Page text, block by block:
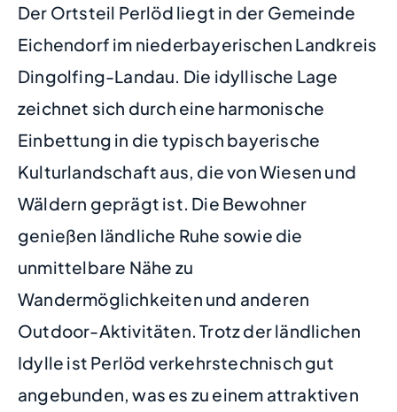
Der Ortsteil Perlöd liegt in der Gemeinde
Eichendorf im niederbayerischen Landkreis
Dingolfing-Landau. Die idyllische Lage
zeichnet sich durch eine harmonische
Einbettung in die typisch bayerische
Kulturlandschaft aus, die von Wiesen und
Wäldern geprägt ist. Die Bewohner
genießen ländliche Ruhe sowie die
unmittelbare Nähe zu
Wandermöglichkeiten und anderen
Outdoor-Aktivitäten. Trotz der ländlichen
Idylle ist Perlöd verkehrstechnisch gut
angebunden, was es zu einem attraktiven